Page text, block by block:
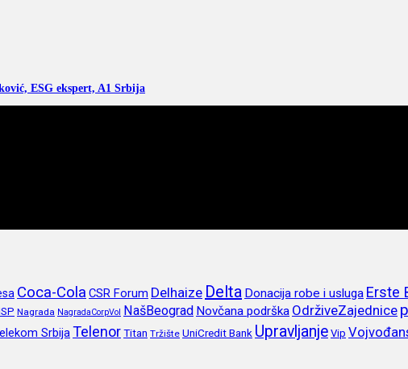
ESG ekspert, A1 Srbija
Coca-Cola CSR Forum Delhaize Delta Donacija robe i usluga Erste
Nagrada NagradaCorpVol NašBeograd Novčana podrška OdrživeZajednice
SrbijaTelenorTitan Tržište UniCredit Bank Upravljanje Vip